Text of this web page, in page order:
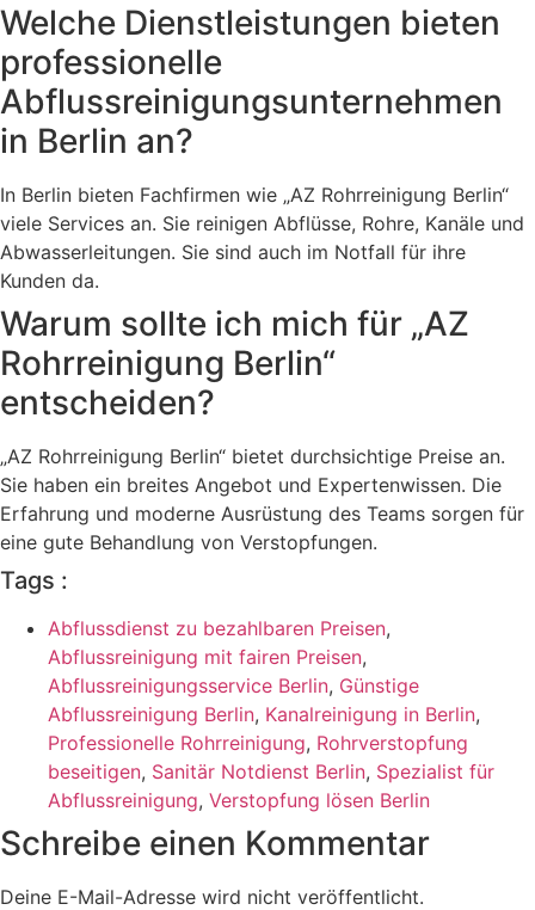
Welche Dienstleistungen bieten
professionelle
Abflussreinigungsunternehmen
in Berlin an?
In Berlin bieten Fachfirmen wie „AZ Rohrreinigung Berlin“
viele Services an. Sie reinigen Abflüsse, Rohre, Kanäle und
Abwasserleitungen. Sie sind auch im Notfall für ihre
Kunden da.
Warum sollte ich mich für „AZ
Rohrreinigung Berlin“
entscheiden?
„AZ Rohrreinigung Berlin“ bietet durchsichtige Preise an.
Sie haben ein breites Angebot und Expertenwissen. Die
Erfahrung und moderne Ausrüstung des Teams sorgen für
eine gute Behandlung von Verstopfungen.
Tags :
Abflussdienst zu bezahlbaren Preisen,
Abflussreinigung mit fairen Preisen,
Abflussreinigungsservice Berlin, Günstige
Abflussreinigung Berlin, Kanalreinigung in Berlin,
Professionelle Rohrreinigung, Rohrverstopfung
beseitigen, Sanitär Notdienst Berlin, Spezialist für
Abflussreinigung, Verstopfung lösen Berlin
Schreibe einen Kommentar
Deine E-Mail-Adresse wird nicht veröffentlicht.